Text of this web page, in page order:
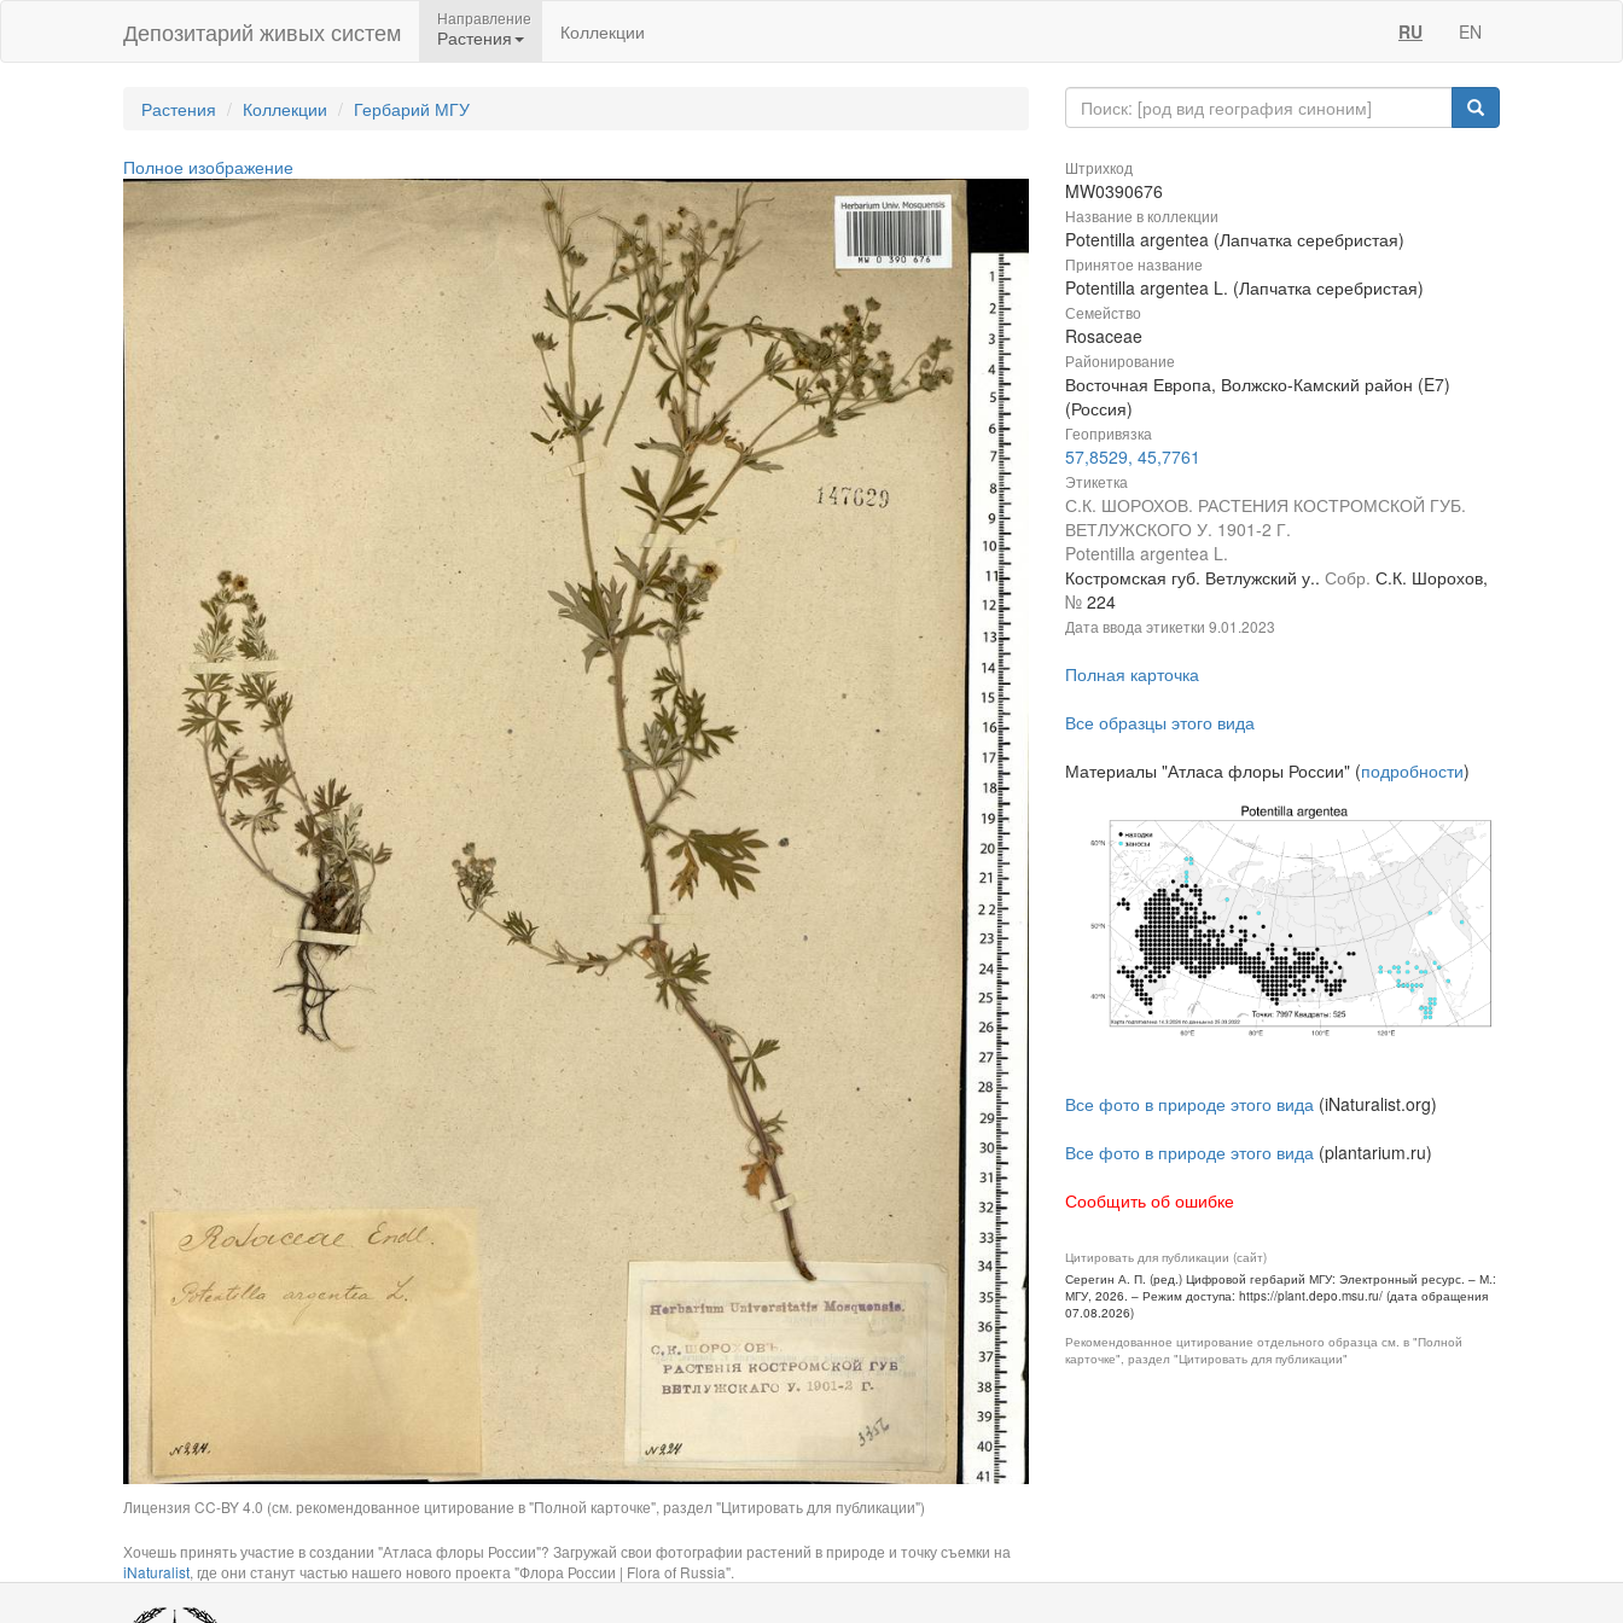
Депозитарий живых систем Направление
Растения Коллекции RU EN
Растения Коллекции Гербарий МГУ
Полное изображение
Лицензия CC-BY 4.0 (см. рекомендованное цитирование в "Полной карточке", раздел "Цитировать для публикации")
Хочешь принять участие в создании "Атласа флоры России"? Загружай свои фотографии растений в природе и точку съемки на
iNaturalist, где они станут частью нашего нового проекта "Флора России | Flora of Russia".
Штрихкод
MW0390676
Название в коллекции
Potentilla argentea (Лапчатка серебристая)
Принятое название
Potentilla argentea L. (Лапчатка серебристая)
Семейство
Rosaceae
Районирование
Восточная Европа, Волжско-Камский район (E7)
(Россия)
Геопривязка
57,8529, 45,7761
Этикетка
С.К. ШОРОХОВ. РАСТЕНИЯ КОСТРОМСКОЙ ГУБ.
ВЕТЛУЖСКОГО У. 1901-2 Г.
Potentilla argentea L.
Костромская губ. Ветлужский у.. Собр. С.К. Шорохов,
№ 224
Дата ввода этикетки 9.01.2023
Полная карточка
Все образцы этого вида
Материалы "Атласа флоры России" (подробности)
Все фото в природе этого вида (iNaturalist.org)
Все фото в природе этого вида (plantarium.ru)
Сообщить об ошибке
Цитировать для публикации (сайт)
Серегин А. П. (ред.) Цифровой гербарий МГУ: Электронный ресурс. – М.:
МГУ, 2026. – Режим доступа: https://plant.depo.msu.ru/ (дата обращения
07.08.2026)
Рекомендованное цитирование отдельного образца см. в "Полной
карточке", раздел "Цитировать для публикации"